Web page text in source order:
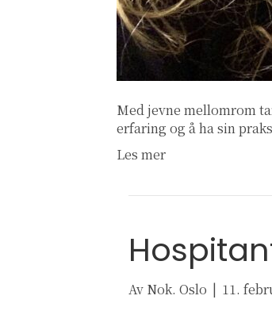
Med jevne mellomrom
erfaring og å ha sin
Les mer
Av Nok. Oslo | 11.